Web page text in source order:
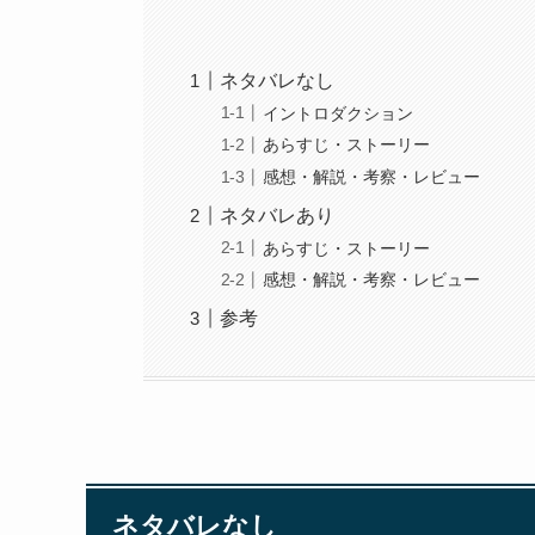
ネタバレなし
イントロダクション
あらすじ・ストーリー
感想・解説・考察・レビュー
ネタバレあり
あらすじ・ストーリー
感想・解説・考察・レビュー
参考
ネタバレなし